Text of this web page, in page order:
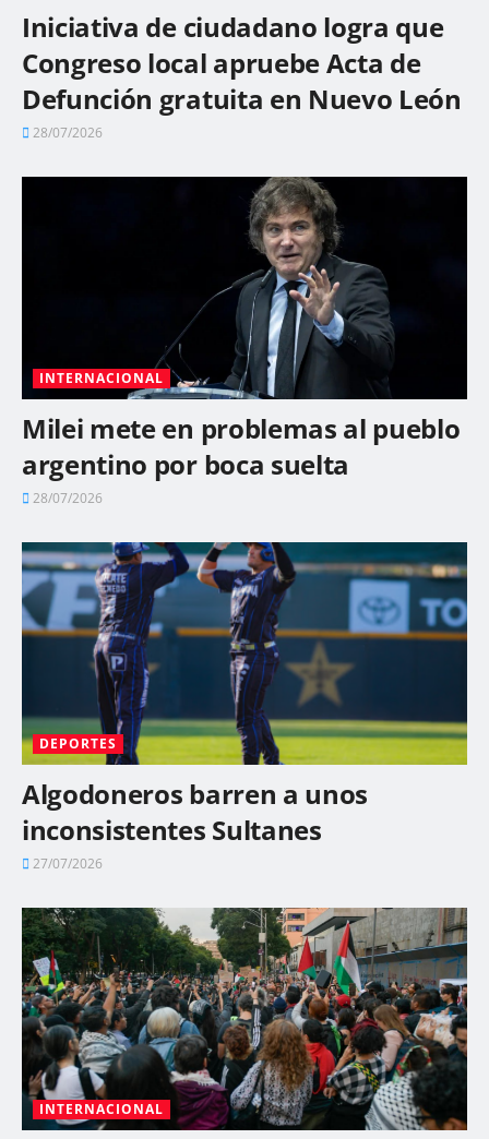
Iniciativa de ciudadano logra que
Congreso local apruebe Acta de
Defunción gratuita en Nuevo León
28/07/2026
INTERNACIONAL
Milei mete en problemas al pueblo
argentino por boca suelta
28/07/2026
DEPORTES
Algodoneros barren a unos
inconsistentes Sultanes
27/07/2026
INTERNACIONAL